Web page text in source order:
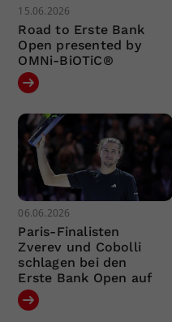
15.06.2026
Road to Erste Bank
Open presented by
OMNi-BiOTiC®
06.06.2026
Paris-Finalisten
Zverev und Cobolli
schlagen bei den
Erste Bank Open auf